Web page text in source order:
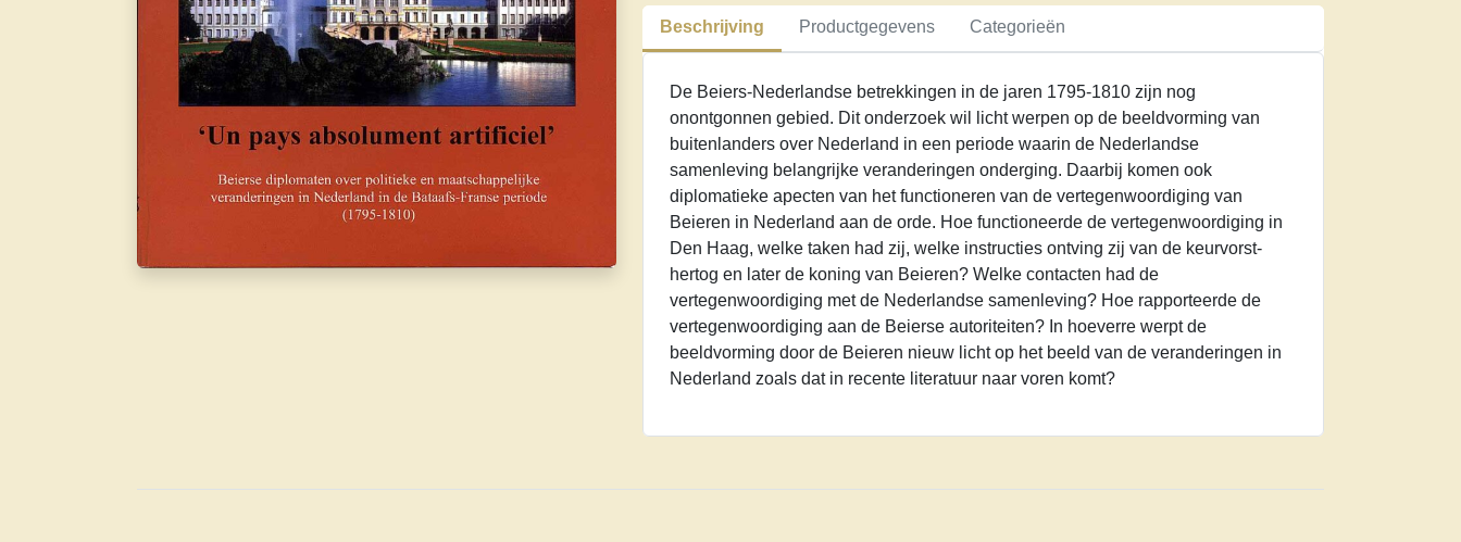
Nederland
in
Bataafs-
Franse
periode
1795-
1810
aantal
Beschrijving Productgegevens Categorieën
De Beiers-Nederlandse betrekkingen in de jaren 1795-1810 zijn nog
onontgonnen gebied. Dit onderzoek wil licht werpen op de beeldvorming van
buitenlanders over Nederland in een periode waarin de Nederlandse
samenleving belangrijke veranderingen onderging. Daarbij komen ook
diplomatieke apecten van het functioneren van de vertegenwoordiging van
Beieren in Nederland aan de orde. Hoe functioneerde de vertegenwoordiging in
Den Haag, welke taken had zij, welke instructies ontving zij van de keurvorst-
hertog en later de koning van Beieren? Welke contacten had de
vertegenwoordiging met de Nederlandse samenleving? Hoe rapporteerde de
vertegenwoordiging aan de Beierse autoriteiten? In hoeverre werpt de
beeldvorming door de Beieren nieuw licht op het beeld van de veranderingen in
Nederland zoals dat in recente literatuur naar voren komt?